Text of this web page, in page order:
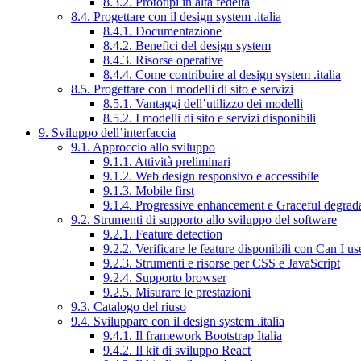
8.4. Progettare con il design system .italia
8.4.1. Documentazione
8.4.2. Benefici del design system
8.4.3. Risorse operative
8.4.4. Come contribuire al design system .italia
8.5. Progettare con i modelli di sito e servizi
8.5.1. Vantaggi dell’utilizzo dei modelli
8.5.2. I modelli di sito e servizi disponibili
9. Sviluppo dell’interfaccia
9.1. Approccio allo sviluppo
9.1.1. Attività preliminari
9.1.2. Web design responsivo e accessibile
9.1.3. Mobile first
9.1.4. Progressive enhancement e Graceful
9.2. Strumenti di supporto allo sviluppo del software
9.2.1. Feature detection
9.2.2. Verificare le feature disponibili con Can I
9.2.3. Strumenti e risorse per CSS e JavaScript
9.2.4. Supporto browser
9.2.5. Misurare le prestazioni
9.3. Catalogo del riuso
9.4. Sviluppare con il design system .italia
9.4.1. Il framework Bootstrap Italia
9.4.2. Il kit di sviluppo React